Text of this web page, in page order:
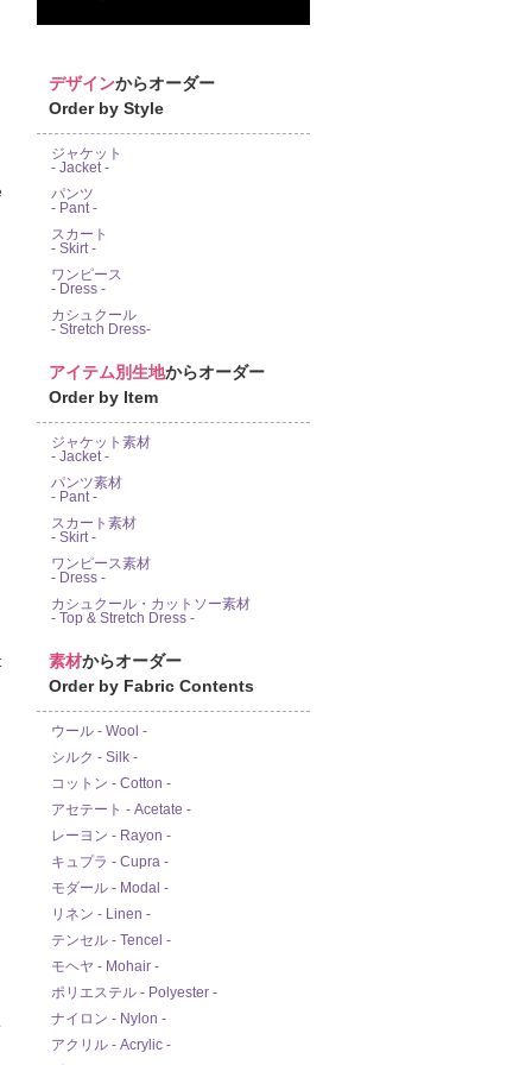
デザインからオーダー
Order by Style
ジャケット
- Jacket -
パンツ
- Pant -
スカート
- Skirt -
ワンピース
- Dress -
カシュクール
- Stretch Dress-
アイテム別生地からオーダー
Order by Item
ジャケット素材
- Jacket -
パンツ素材
- Pant -
スカート素材
- Skirt -
ワンピース素材
- Dress -
カシュクール・カットソー素材
- Top & Stretch Dress -
素材からオーダー
Order by Fabric Contents
ウール - Wool -
シルク - Silk -
コットン - Cotton -
アセテート - Acetate -
レーヨン - Rayon -
キュプラ - Cupra -
モダール - Modal -
リネン - Linen -
テンセル - Tencel -
モヘヤ - Mohair -
ポリエステル - Polyester -
ナイロン - Nylon -
アクリル - Acrylic -